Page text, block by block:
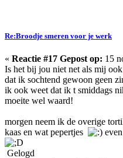
Re:Broodje smeren voor je werk
« Reactie #17 Gepost op: 15
Is het bij jou niet net als mij
dat ik sochtend gewoon geen
ik ook weet dat ik t smiddags
moeite wel waard!
morgen neem ik de overige
kaas en wat pepertjes
Gelogd